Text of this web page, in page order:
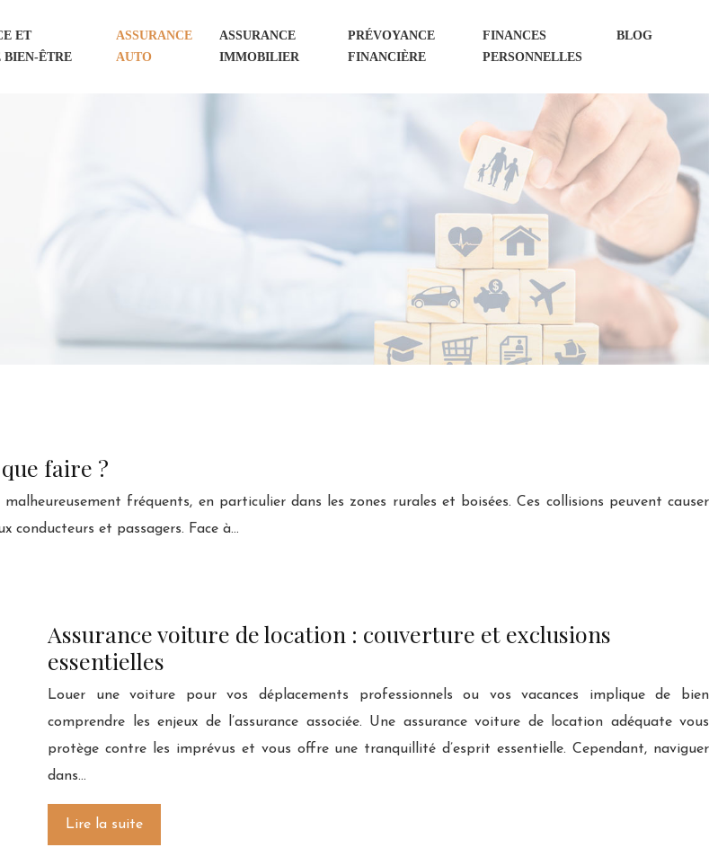
ET
BIEN-ÊTRE
ASSURANCE
AUTO
ASSURANCE
IMMOBILIER
PRÉVOYANCE
FINANCIÈRE
FINANCES
PERSONNELLES
BLOG
faire ?
fréquents, en particulier dans les zones rurales et boisées. Ces collisions peuvent causer
conducteurs et passagers. Face à…
Assurance voiture de location : couverture et exclusions
essentielles
Louer une voiture pour vos déplacements professionnels ou vos vacances implique de bien
comprendre les enjeux de l’assurance associée. Une assurance voiture de location adéquate vous
protège contre les imprévus et vous offre une tranquillité d’esprit essentielle. Cependant, naviguer
dans…
Lire la suite